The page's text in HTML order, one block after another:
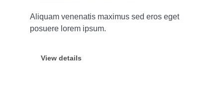
Aliquam venenatis maximus sed eros eget
posuere lorem ipsum.
View details